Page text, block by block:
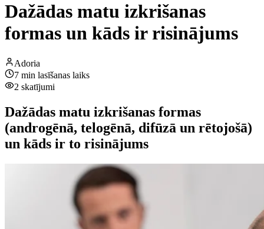
Dažādas matu izkrišanas
formas un kāds ir risinājums
Adoria
7 min lasīšanas laiks
2 skatījumi
Dažādas matu izkrišanas formas
(androgēnā, telogēnā, difūzā un rētojošā)
un kāds ir to risinājums